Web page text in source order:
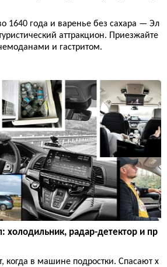
1640 года и варенье без сахара — Эл
аттракцион. Приезжайте
и гастритом.
холодильник, радар-детектор и пр
когда в машине подростки. Спасают х